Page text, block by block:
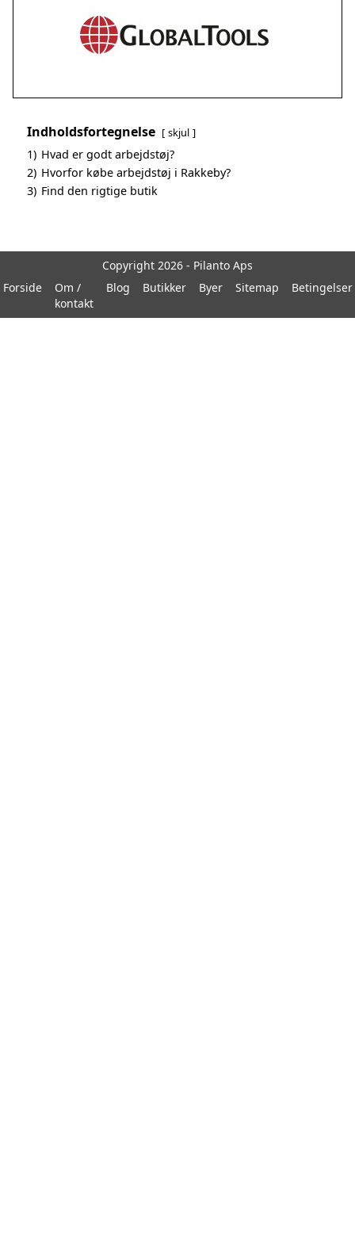
Indholdsfortegnelse skjul
1) Hvad er godt arbejdstøj?
2) Hvorfor købe arbejdstøj i Rakkeby?
3) Find den rigtige butik
Copyright 2026 - Pilanto Aps
Forside
Om /
kontakt
Blog Butikker Byer Sitemap Betingelser